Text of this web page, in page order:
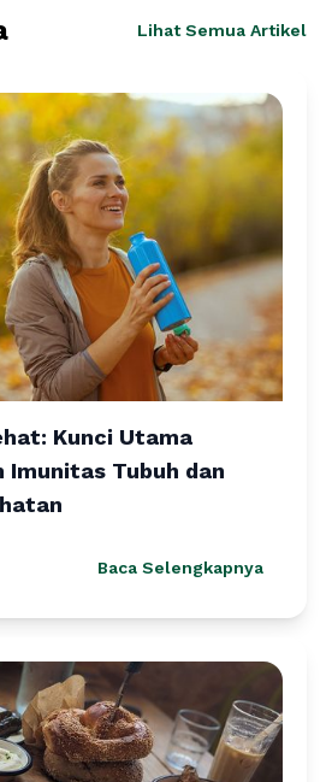
Lihat Semua Artikel
Kunci Utama
Imunitas Tubuh dan
Baca Selengkapnya